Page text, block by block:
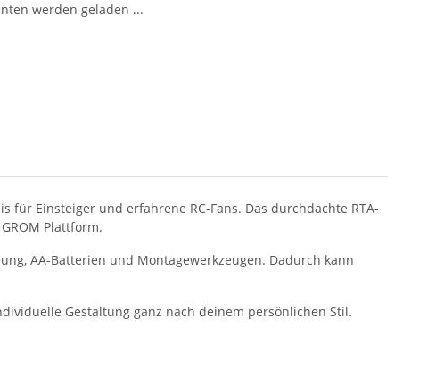
werden geladen ...
für Einsteiger und erfahrene RC-Fans. Das durchdachte RTA-
Plattform.
AA-Batterien und Montagewerkzeugen. Dadurch kann
Gestaltung ganz nach deinem persönlichen Stil.